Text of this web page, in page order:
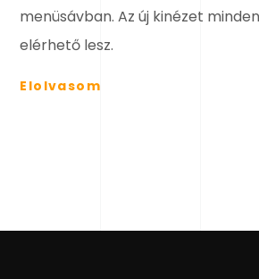
menüsávban. Az új kinézet
elérhető lesz.
Elolvasom